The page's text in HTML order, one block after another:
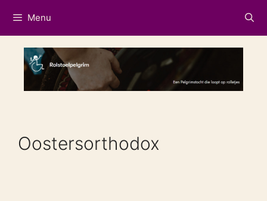
naar
de
inhoud
Menu
Oostersorthodox